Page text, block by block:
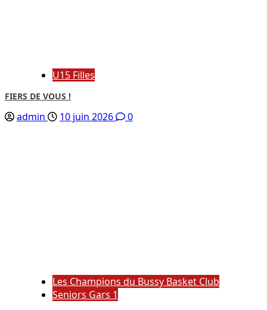
U15 Filles
FIERS DE VOUS !
admin 10 juin 2026 0
Les Champions du Bussy Basket Club
Seniors Gars 1